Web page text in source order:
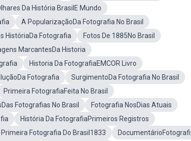
Da História BrasilE Mundo
A PopularizaçãoDa Fotografia No Brasil
HistóriaDa Fotografia
Fotos De 1885No Brasil
MarcantesDa Historia
Historia Da FotografiaEMCOR Livro
Fotografia
SurgimentoDa Fotografia No Brasil
Primeira FotografiaFeita No Brasil
Fotografias No Brasil
Fotografia NosDias Atuais
História Da FotografiaPrimeiros Registros
Primeira Fotografia Do Brasil1833